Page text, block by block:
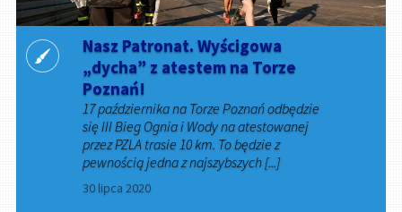
Nasz Patronat. Wyścigowa
„dycha” z atestem na Torze
Poznań!
17 października na Torze Poznań odbędzie
się III Bieg Ognia i Wody na atestowanej
przez PZLA trasie 10 km. To będzie z
pewnością jedna z najszybszych [...]
30 lipca 2020